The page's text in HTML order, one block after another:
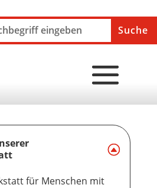
für Menschen mit